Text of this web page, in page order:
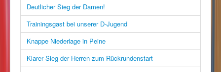
Deutlicher Sieg der Damen!
Trainingsgast bei unserer D-Jugend
Knappe Niederlage in Peine
Klarer Sieg der Herren zum Rückrundenstart